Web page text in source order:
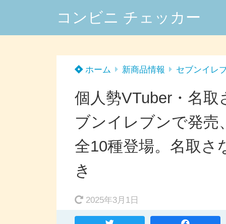
コンビニ チェッカー
ホーム 新商品情報 セブンイレ
個人勢VTuber・名
ブンイレブンで発売
全10種登場。名取さ
き
2025年3月1日